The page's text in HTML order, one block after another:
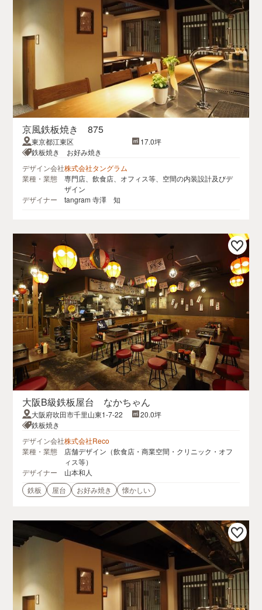
京風鉄板焼き 875
東京都江東区
17.0坪
鉄板焼き お好み焼き
デザイン会社株式会社タングラム
業種・業態
専門店、飲食店、オフィス等、空間の内装設計及びデ
ザイン
デザイナー
tangram 寺澤 知
大阪B級鉄板屋台 なかちゃん
大阪府吹田市千里山東1-7-22
20.0坪
鉄板焼き
デザイン会社株式会社Reco
業種・業態
店舗デザイン（飲食店・商業空間・クリニック・オフ
ィス等）
デザイナー
山本和人
鉄板
屋台 お好み焼き 懐かしい